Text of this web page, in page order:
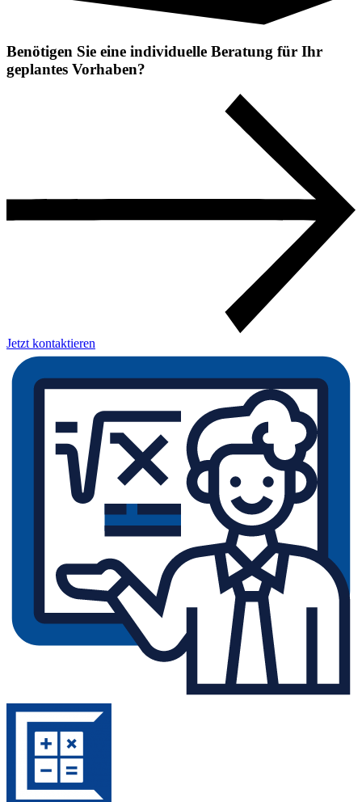
Benötigen Sie eine individuelle Beratung für Ihr
geplantes Vorhaben?
Jetzt kontaktieren